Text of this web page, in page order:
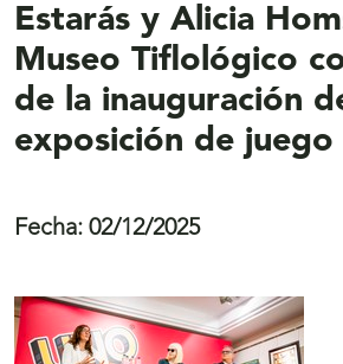
Estarás y Alicia
Museo Tiflológico
de la inauguración
exposición de juego
Fecha: 02/12/2025